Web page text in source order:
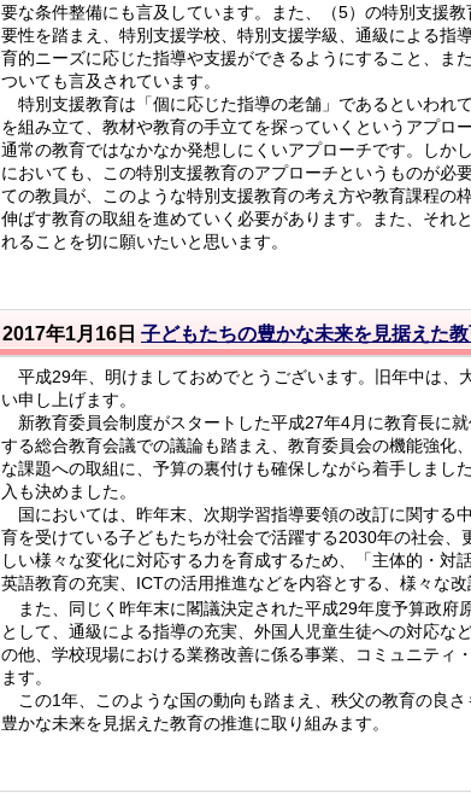
要な条件整備にも言及しています。また、（5）の特別支援
要性を踏まえ、特別支援学校、特別支援学級、通級による指
育的ニーズに応じた指導や支援ができるようにすること、ま
ついても言及されています。
特別支援教育は「個に応じた指導の老舗」であるといわれ
を組み立て、教材や教育の手立てを探っていくというアプロ
通常の教育ではなかなか発想しにくいアプローチです。しか
においても、この特別支援教育のアプローチというものが必
ての教員が、このような特別支援教育の考え方や教育課程の
伸ばす教育の取組を進めていく必要があります。また、それ
れることを切に願いたいと思います。
2017年1月16日 子どもたちの豊かな未来を見据えた
平成29年、明けましておめでとうございます。旧年中は、
い申し上げます。
新教育委員会制度がスタートした平成27年4月に教育長に
する総合教育会議での議論も踏まえ、教育委員会の機能強化
な課題への取組に、予算の裏付けも確保しながら着手しまし
入も決めました。
国においては、昨年末、次期学習指導要領の改訂に関する
育を受けている子どもたちが社会で活躍する2030年の社会
しい様々な変化に対応する力を育成するため、「主体的・対
英語教育の充実、ICTの活用推進などを内容とする、様々な改
また、同じく昨年末に閣議決定された平成29年度予算政府
として、通級による指導の充実、外国人児童生徒への対応な
の他、学校現場における業務改善に係る事業、コミュニティ
ます。
この1年、このような国の動向も踏まえ、秩父の教育の良
豊かな未来を見据えた教育の推進に取り組みます。